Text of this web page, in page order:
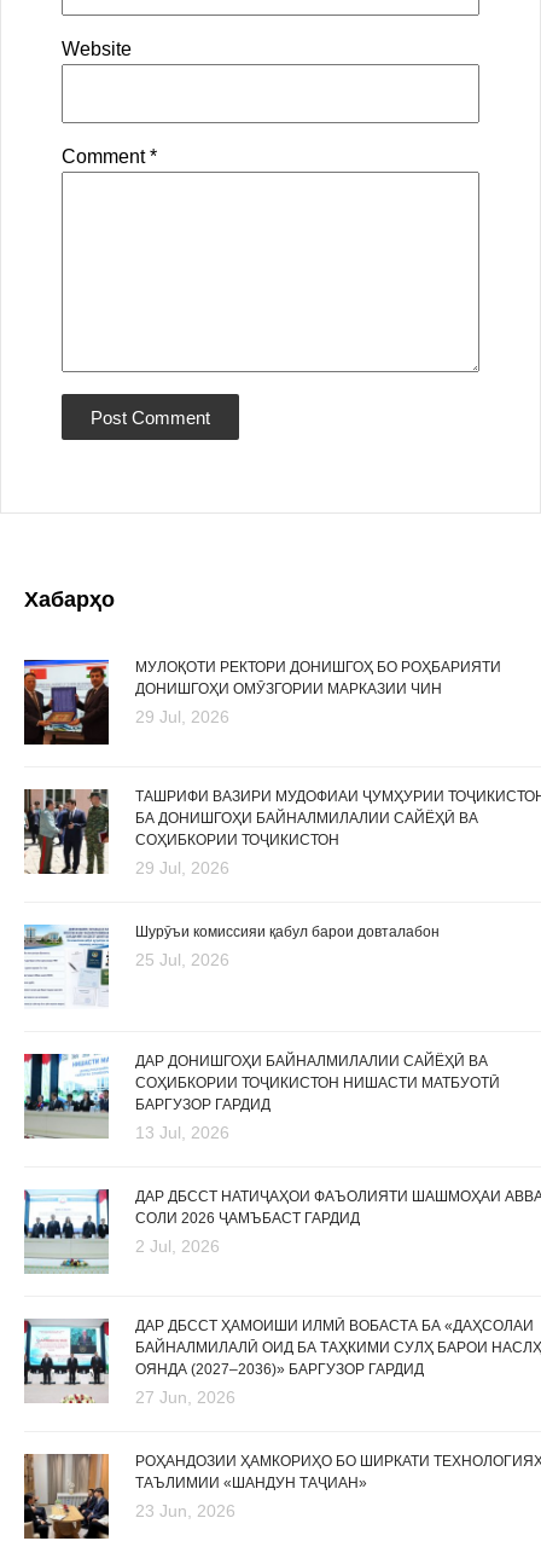
Website
Comment*
Хабарҳо
МУЛОҚОТИ РЕКТОРИ ДОНИШГОҲ БО РОҲБАРИЯТИ
ДОНИШГОҲИ ОМӮЗГОРИИ МАРКАЗИИ ЧИН
29 Jul, 2026
ТАШРИФИ ВАЗИРИ МУДОФИАИ ҶУМҲУРИИ
БА ДОНИШГОҲИ БАЙНАЛМИЛАЛИИ САЙЁҲӢ ВА
СОҲИБКОРИИ ТОҶИКИСТОН
29 Jul, 2026
Шурӯъи комиссияи қабул барои довталабон
25 Jul, 2026
ДАР ДОНИШГОҲИ БАЙНАЛМИЛАЛИИ САЙЁҲӢ ВА
СОҲИБКОРИИ ТОҶИКИСТОН НИШАСТИ МАТБУОТӢ
БАРГУЗОР ГАРДИД
13 Jul, 2026
ДАР ДБССТ НАТИҶАҲОИ ФАЪОЛИЯТИ ШАШМОҲАИ
СОЛИ 2026 ҶАМЪБАСТ ГАРДИД
2 Jul, 2026
ДАР ДБССТ ҲАМОИШИ ИЛМӢ ВОБАСТА БА «ДАҲСОЛАИ
БАЙНАЛМИЛАЛӢ ОИД БА ТАҲКИМИ СУЛҲ БАРОИ
ОЯНДА (2027–2036)» БАРГУЗОР ГАРДИД
27 Jun, 2026
РОҲАНДОЗИИ ҲАМКОРИҲО БО ШИРКАТИ
ТАЪЛИМИИ «ШАНДУН ТАҶИАН»
23 Jun, 2026